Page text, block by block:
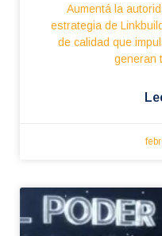
Aumentá la
estrategia de
de calidad que
generan